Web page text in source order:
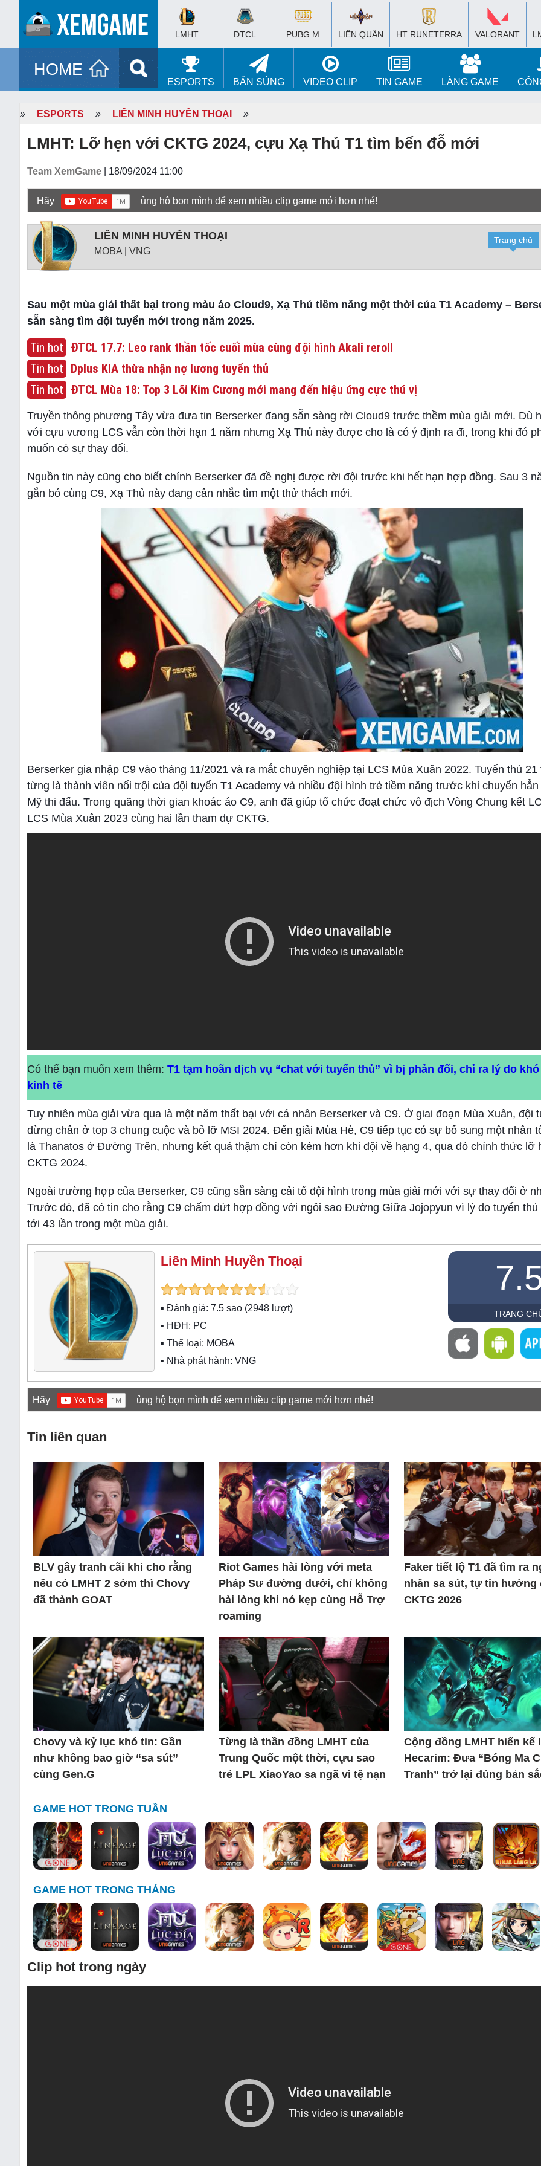
LMHT ĐTCL PUBG M LIÊN QUÂN HT RUNETERRA VALORANT
HOME
ESPORTS BẮN SÚNG VIDEO CLIP TIN GAME LÀNG GAME
» ESPORTS » LIÊN MINH HUYỀN THOẠI »
LMHT: Lỡ hẹn với CKTG 2024, cựu Xạ Thủ T1 tìm bến đỗ mới
Team XemGame | 18/09/2024 11:00
Hãy ủng hộ bọn mình để xem nhiều clip game mới hơn nhé!
LIÊN MINH HUYỀN THOẠI
MOBA | VNG
Trang chủ
Sau một mùa giải thất bại trong màu áo Cloud9, Xạ Thủ tiềm năng một thời của T1 Academy –
sẵn sàng tìm đội tuyển mới trong năm 2025.
Tin hot ĐTCL 17.7: Leo rank thần tốc cuối mùa cùng đội hình Akali reroll
Tin hot Dplus KIA thừa nhận nợ lương tuyển thủ
Tin hot ĐTCL Mùa 18: Top 3 Lõi Kim Cương mới mang đến hiệu ứng cực thú vị
Truyền thông phương Tây vừa đưa tin Berserker đang sẵn sàng rời Cloud9 trước thềm mùa giải mới. Dù
với cựu vương LCS vẫn còn thời hạn 1 năm nhưng Xạ Thủ này được cho là có ý định ra đi, trong khi đó
muốn có sự thay đổi.
Nguồn tin này cũng cho biết chính Berserker đã đề nghị được rời đội trước khi hết hạn hợp đồng. Sau 3
gắn bó cùng C9, Xạ Thủ này đang cân nhắc tìm một thử thách mới.
Berserker gia nhập C9 vào tháng 11/2021 và ra mắt chuyên nghiệp tại LCS Mùa Xuân 2022. Tuyển thủ 21
từng là thành viên nổi trội của đội tuyển T1 Academy và nhiều đội hình trẻ tiềm năng trước khi chuyển
Mỹ thi đấu. Trong quãng thời gian khoác áo C9, anh đã giúp tổ chức đoạt chức vô địch Vòng Chung kết
LCS Mùa Xuân 2023 cùng hai lần tham dự CKTG.
Có thể bạn muốn xem thêm: T1 tạm hoãn dịch vụ “chat với tuyển thủ” vì bị phản đối, chỉ ra lý do
kinh tế
Tuy nhiên mùa giải vừa qua là một năm thất bại với cá nhân Berserker và C9. Ở giai đoạn Mùa Xuân, đội
dừng chân ở top 3 chung cuộc và bỏ lỡ MSI 2024. Đến giải Mùa Hè, C9 tiếp tục có sự bổ sung một nhân
là Thanatos ở Đường Trên, nhưng kết quả thậm chí còn kém hơn khi đội về hạng 4, qua đó chính thức lỡ
CKTG 2024.
Ngoài trường hợp của Berserker, C9 cũng sẵn sàng cải tổ đội hình trong mùa giải mới với sự thay đổi ở
Trước đó, đã có tin cho rằng C9 chấm dứt hợp đồng với ngôi sao Đường Giữa Jojopyun vì lý do tuyển thủ
tới 43 lần trong một mùa giải.
Liên Minh Huyền Thoại
▪ Đánh giá: 7.5 sao (2948 lượt)
▪ HĐH: PC
▪ Thể loại: MOBA
▪ Nhà phát hành: VNG
TRANG
Hãy ủng hộ bọn mình để xem nhiều clip game mới hơn nhé!
Tin liên quan
BLV gây tranh cãi khi cho rằng
nếu có LMHT 2 sớm thì Chovy
đã thành GOAT
Riot Games hài lòng với meta
Pháp Sư đường dưới, chỉ không
hài lòng khi nó kẹp cùng Hỗ Trợ
roaming
Faker tiết lộ T1 đã tìm ra
nhân sa sút, tự tin hướng
CKTG 2026
Chovy và kỷ lục khó tin: Gần
như không bao giờ “sa sút”
cùng Gen.G
Từng là thần đồng LMHT của
Trung Quốc một thời, cựu sao
trẻ LPL XiaoYao sa ngã vì tệ nạn
Cộng đồng LMHT hiến kế
Hecarim: Đưa “Bóng Ma
Tranh” trở lại đúng bản
GAME HOT TRONG TUẦN
GAME HOT TRONG THÁNG
Clip hot trong ngày